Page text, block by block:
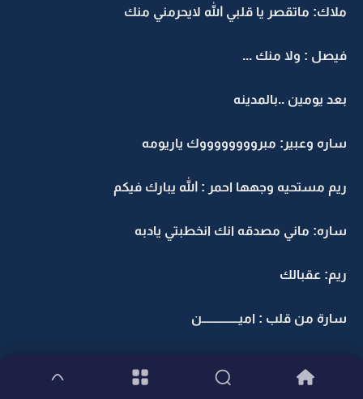
ملاك: ماتقصر يا قلبي الله لايحرمني منك
فيصل : ولا منك ...
بعد يومين ..بالمدينه
ساره وعبير: مبرووووووووك ياريومه
ريم مستحيه وجهها احمر : الله يبارك فيكم
ساره: ماني مصدقه انك انخطبتي يادبه
ريم: عقبالك
سارة من قلب : اميـــــــــــــــن